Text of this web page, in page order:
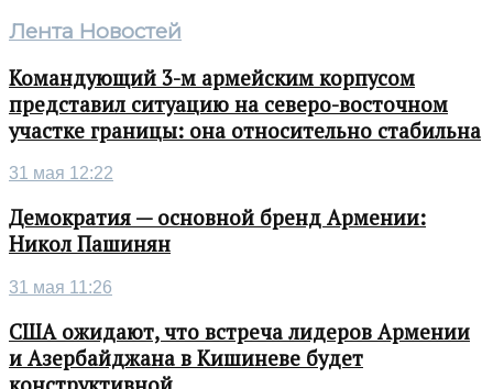
Лента Новостей
Командующий 3-м армейским корпусом
представил ситуацию на северо-восточном
участке границы: она относительно стабильна
31 мая 12:22
Демократия — основной бренд Армении:
Никол Пашинян
31 мая 11:26
США ожидают, что встреча лидеров Армении
и Азербайджана в Кишиневе будет